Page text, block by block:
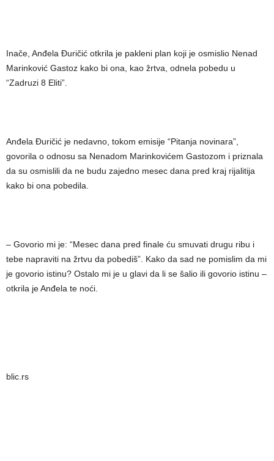
Inače, Anđela Đuričić otkrila je pakleni plan koji je osmislio Nenad
Marinković Gastoz kako bi ona, kao žrtva, odnela pobedu u
“Zadruzi 8 Eliti”.
Anđela Đuričić je nedavno, tokom emisije “Pitanja novinara”,
govorila o odnosu sa Nenadom Marinkovićem Gastozom i priznala
da su osmislili da ne budu zajedno mesec dana pred kraj rijalitija
kako bi ona pobedila.
– Govorio mi je: “Mesec dana pred finale ću smuvati drugu ribu i
tebe napraviti na žrtvu da pobediš”. Kako da sad ne pomislim da mi
je govorio istinu? Ostalo mi je u glavi da li se šalio ili govorio istinu –
otkrila je Anđela te noći.
blic.rs